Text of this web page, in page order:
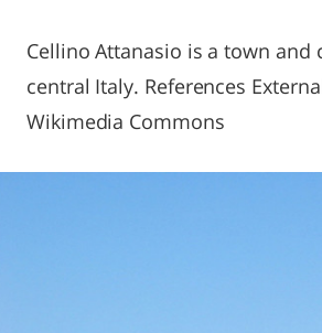
Cellino Attanasio is a town and
central Italy. References
Wikimedia Commons